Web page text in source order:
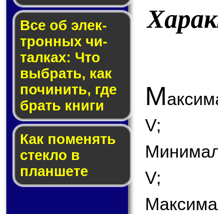
Все об элек­
трон­ных чи­
тал­ках: Что
выб­рать, как
по­чи­нить, где
брать кни­ги
Как по­ме­нять
стек­ло в
планшете
М
V;
V;